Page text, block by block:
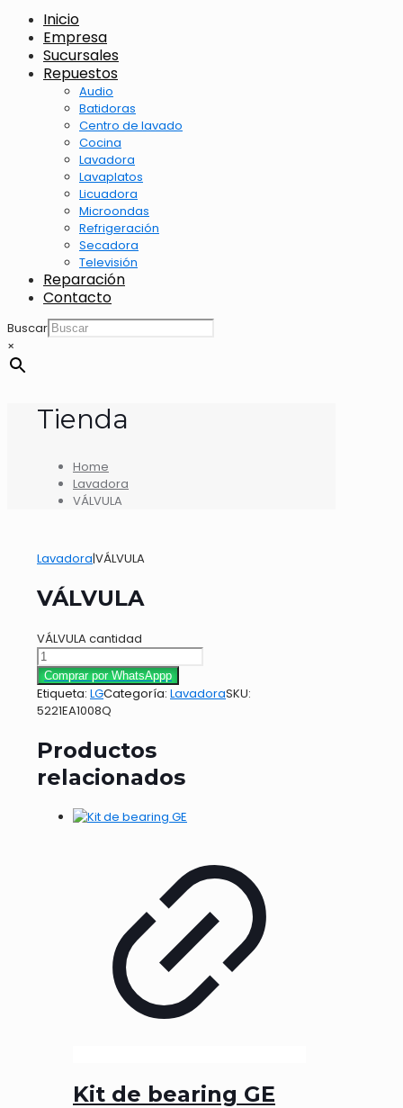
Inicio
Empresa
Sucursales
Repuestos
Audio
Batidoras
Centro de lavado
Cocina
Lavadora
Lavaplatos
Licuadora
Microondas
Refrigeración
Secadora
Televisión
Reparación
Contacto
Buscar
×
Tienda
Home
Lavadora
VÁLVULA
Lavadora|VÁLVULA
VÁLVULA
VÁLVULA cantidad
Comprar por WhatsAppp
Etiqueta: LGCategoría: LavadoraSKU:
5221EA1008Q
Productos
relacionados
Kit de bearing GE